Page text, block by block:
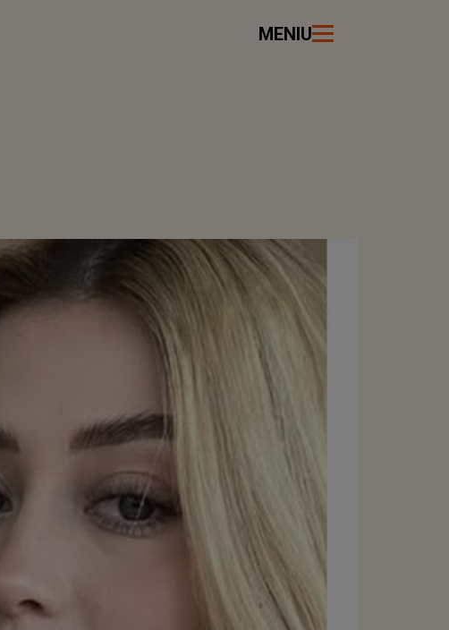
MENIU